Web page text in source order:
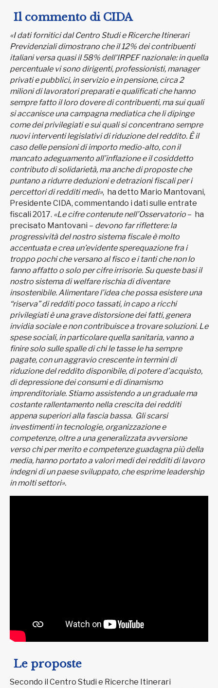
Il commento di CIDA
«I dati fornitici dal Centro Studi e Ricerche Itinerari
Previdenziali dimostrano che il 12% dei contribuenti
italiani versa quasi il 58% dell’IRPEF nazionale: in quella
percentuale vi sono dirigenti, professionisti, manager
privati e pubblici, in servizio e in pensione, circa 2
milioni di lavoratori preparati e qualificati che hanno
sempre fatto il loro dovere di contribuenti, ma sui quali
si accanisce una campagna mediatica che li dipinge
come dei privilegiati e sui quali si concentrano sempre
nuovi interventi legislativi di riduzione del reddito. È il
caso delle pensioni di importo medio-alto, con il
mancato adeguamento all’inflazione e il cosiddetto
contributo di solidarietà, ma anche di proposte che
puntano a ridurre deduzioni e detrazioni fiscali per i
percettori di redditi medi», ha detto Mario Mantovani,
Presidente CIDA, commentando i dati sulle entrate
fiscali 2017. «Le cifre contenute nell’Osservatorio – ha
precisato Mantovani – devono far riflettere: la
progressività del nostro sistema fiscale è molto
accentuata e crea un’evidente sperequazione fra i
troppo pochi che versano al fisco e i tanti che non lo
fanno affatto o solo per cifre irrisorie. Su queste basi il
nostro sistema di welfare rischia di diventare
insostenibile. Alimentare l’idea che possa esistere una
“riserva” di redditi poco tassati, in capo a ricchi
privilegiati è una grave distorsione dei fatti, genera
invidia sociale e non contribuisce a trovare soluzioni. Le
spese sociali, in particolare quella sanitaria, vanno a
finire solo sulle spalle di chi le tasse le ha sempre
pagate, con un aggravio crescente in termini di
riduzione del reddito disponibile, di potere d’acquisto,
di depressione dei consumi e di dinamismo
imprenditoriale. Stiamo assistendo a un graduale ma
costante rallentamento nella crescita dei redditi
appena superiori alla fascia bassa. Gli scarsi
investimenti in tecnologie, organizzazione e
competenze, oltre a una generalizzata avversione
verso chi per merito e competenze guadagna più della
media, hanno portato a valori medi dei redditi di lavoro
indegni di un paese sviluppato, che esprime leadership
in molti settori».
Le proposte
Secondo il Centro Studi e Ricerche Itinerari